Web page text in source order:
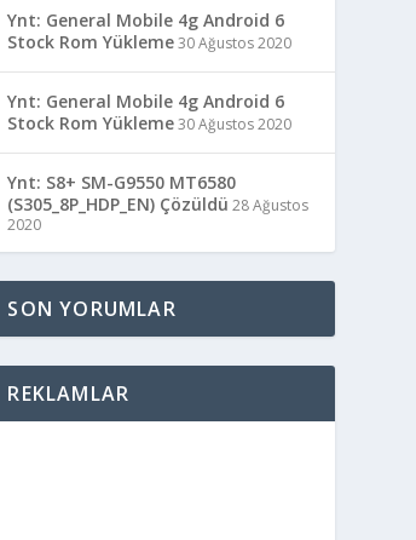
Ynt: General Mobile 4g Android 6
Stock Rom Yükleme30 Ağustos 2020
Ynt: General Mobile 4g Android 6
Stock Rom Yükleme30 Ağustos 2020
Ynt: S8+ SM-G9550 MT6580
(S305_8P_HDP_EN) Çözüldü 28 Ağustos
2020
SON YORUMLAR
REKLAMLAR